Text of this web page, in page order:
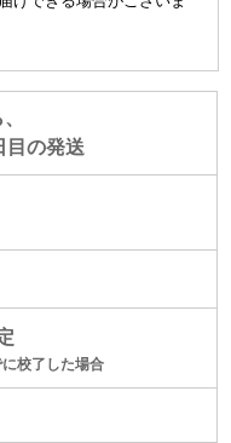
目の発送
校了した場合